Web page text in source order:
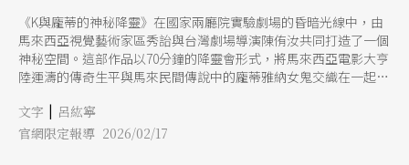
《K與龐蒂的神秘降靈》在國家兩廳院實驗劇場的昏暗光線中，由
馬來西亞視覺藝術家區秀詒與台灣劇場導演陳侑汝共同打造了一個
神秘空間。這部作品以70分鐘的降靈會形式，將馬來西亞電影大亨
陸運濤的傳奇生平與馬來民間傳說中的龐蒂雅納女鬼交織在一起，
民歷史與身分認同得以重新對話的場域。 作為區秀詒長期探索
「殖民現代性」與「前國族想像」的創作延伸，並結合陳侑汝擅長
文字 | 呂紘寧
官網限定報導 2026/02/17